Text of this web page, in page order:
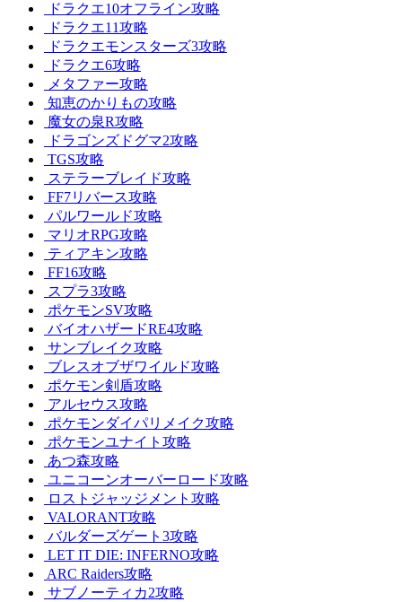
ドラクエ10オフライン攻略
ドラクエ11攻略
ドラクエモンスターズ3攻略
ドラクエ6攻略
メタファー攻略
知恵のかりもの攻略
魔女の泉R攻略
ドラゴンズドグマ2攻略
TGS攻略
ステラーブレイド攻略
FF7リバース攻略
パルワールド攻略
マリオRPG攻略
ティアキン攻略
FF16攻略
スプラ3攻略
ポケモンSV攻略
バイオハザードRE4攻略
サンブレイク攻略
ブレスオブザワイルド攻略
ポケモン剣盾攻略
アルセウス攻略
ポケモンダイパリメイク攻略
ポケモンユナイト攻略
あつ森攻略
ユニコーンオーバーロード攻略
ロストジャッジメント攻略
VALORANT攻略
バルダーズゲート3攻略
LET IT DIE: INFERNO攻略
ARC Raiders攻略
サブノーティカ2攻略